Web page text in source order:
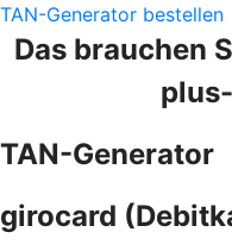
TAN-Generator bestellen
Das brauchen
TAN-Generator
girocard